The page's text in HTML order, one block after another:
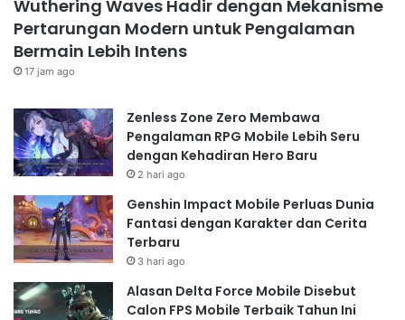
Wuthering Waves Hadir dengan Mekanisme
Pertarungan Modern untuk Pengalaman
Bermain Lebih Intens
17 jam ago
Zenless Zone Zero Membawa
Pengalaman RPG Mobile Lebih Seru
dengan Kehadiran Hero Baru
2 hari ago
Genshin Impact Mobile Perluas Dunia
Fantasi dengan Karakter dan Cerita
Terbaru
3 hari ago
Alasan Delta Force Mobile Disebut
Calon FPS Mobile Terbaik Tahun Ini